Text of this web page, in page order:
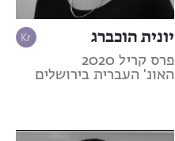
יונית הוכברג
פרס קריל 2020
האונ' העברית בירושלים